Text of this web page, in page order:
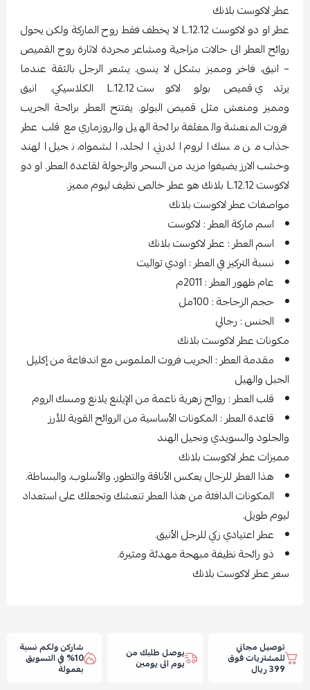
عطر لاكوست بلانك
عطر او دو لاكوست L.12.12 لا يخطف فقط روح الماركة ولكن يحول
روائح العطر الى حالات مزاجية ومشاعر مجردة لاثارة روح القميص
– انيق، فاخر ومميز بشكل لا ينسى. يشعر الرجل بالثقة عندما
يرتدي قميص بولو لاكوست L.12.12 الكلاسيكي. انيق
ومميز ومنعش مثل قميص البولو. يفتتح العطر برائحة الجريب
فروت المنعشة والمغلفة برائحة الهيل والروزماري مع قلب عطر
جذاب من مسك الروم الدرني. الجلد، الشمواه، نجيل الهند
وخشب الارز يضيفوا مزيد من السحر والرجولة لقاعدة العطر. او دو
لاكوست L.12.12 بلانك هو عطر خالص نظيف ليوم مميز.
مواصفات عطر لاكوست بلانك
اسم ماركة العطر : لاكوست
اسم العطر : عطر لاكوست بلانك
نسبة التركيز في العطر : اودي تواليت
عام ظهور العطر : 2011م
حجم الزجاجة : 100مل
الجنس : رجالي
مكونات عطر لاكوست بلانك
مقدمة العطر : الجريب فروت الملموس مع اندفاعة من إكليل
الجبل والهيل
قلب العطر : روائح زهرية ناعمة من الإيلنغ يلانغ ومسك الروم
قاعدة العطر : المكونات الأساسية من الروائح القوية للأرز
والجلود والسويدي ونجيل الهند
مميزات عطر لاكوست بلانك
هذا العطر للرجال يعكس الأناقة والتطور، والأسلوب، والبساطة.
المكونات الدافئة من هذا العطر تنعشك وتجعلك على استعداد
ليوم طويل.
عطر اعتيادي زكي للرجل الأنيق.
ذو رائحة نظيفة مبهجة مهدئة ومثيرة.
سعر عطر لاكوست بلانك
توصيل مجاني
للمشتريات فوق
399 ريال
يوصل طلبك من
يوم الى يومين
شاركن ولكم نسبة
10% في التسويق
بعمولة